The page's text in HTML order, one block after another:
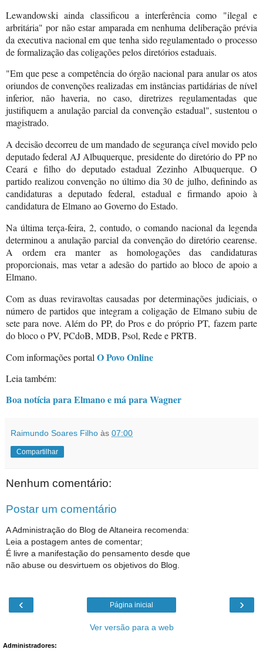
Lewandowski ainda classificou a interferência como "ilegal e
arbritária" por não estar amparada em nenhuma deliberação prévia
da executiva nacional em que tenha sido regulamentado o processo
de formalização das coligações pelos diretórios estaduais.
"Em que pese a competência do órgão nacional para anular os atos
oriundos de convenções realizadas em instâncias partidárias de nível
inferior, não haveria, no caso, diretrizes regulamentadas que
justifiquem a anulação parcial da convenção estadual", sustentou o
magistrado.
A decisão decorreu de um mandado de segurança cível movido pelo
deputado federal AJ Albuquerque, presidente do diretório do PP no
Ceará e filho do deputado estadual Zezinho Albuquerque. O
partido realizou convenção no último dia 30 de julho, definindo as
candidaturas a deputado federal, estadual e firmando apoio à
candidatura de Elmano ao Governo do Estado.
Na última terça-feira, 2, contudo, o comando nacional da legenda
determinou a anulação parcial da convenção do diretório cearense.
A ordem era manter as homologações das candidaturas
proporcionais, mas vetar a adesão do partido ao bloco de apoio a
Elmano.
Com as duas reviravoltas causadas por determinações judiciais, o
número de partidos que integram a coligação de Elmano subiu de
sete para nove. Além do PP, do Pros e do próprio PT, fazem parte
do bloco o PV, PCdoB, MDB, Psol, Rede e PRTB.
Com informações portal O Povo Online
Leia também:
Boa notícia para Elmano e má para Wagner
Raimundo Soares Filho às 07:00
Compartilhar
Nenhum comentário:
Postar um comentário
A Administração do Blog de Altaneira recomenda:
Leia a postagem antes de comentar;
É livre a manifestação do pensamento desde que
não abuse ou desvirtuem os objetivos do Blog.
‹ ›
Página inicial
Ver versão para a web
Administradores: